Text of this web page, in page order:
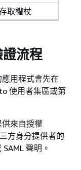
取權杖
流程
用程式會先在
使用者集區或第
來自授權
方身分提供者的
聲明。